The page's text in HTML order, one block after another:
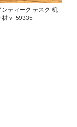
ンティーク デスク 机
材 v_59335